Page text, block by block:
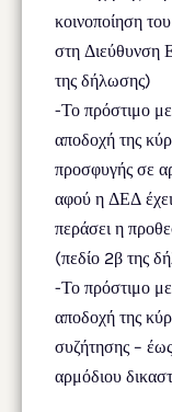
κοινοποίηση
στη Διεύθυνση
της δήλωσης)
-Το πρόστιμο
αποδοχή της
προσφυγής σε
αφού η ΔΕΔ έχει
περάσει η
(πεδίο 2β της
-Το πρόστιμο
αποδοχή της
συζήτησης –
αρμόδιου